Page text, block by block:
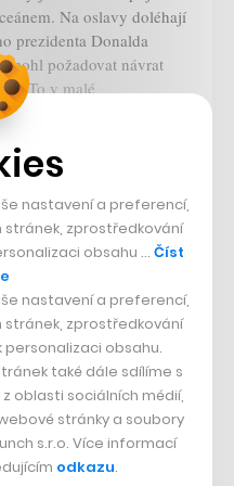
Na oslavy doléhají
prezidenta Donalda
mohl požadovat návrat
To v malé
americkou invazi v
více
Rychlá zpráva
se letos
roce dařilo, index
bodu. Nejlépe se
nastavení a preferencí,
zprostředkování
obsahu … Číst
nastavení a preferencí,
zprostředkování
personalizaci obsahu.
také dále sdílíme s
oblasti sociálních médií,
stránky a soubory
s.r.o. Více informací
odkazu.